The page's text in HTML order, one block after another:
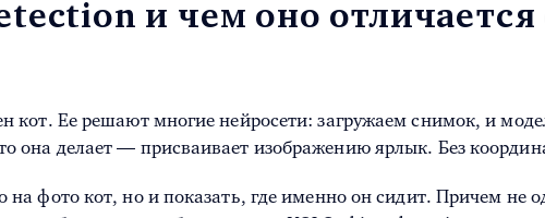
и чем оно отличается
кот. Ее решают многие нейросети: загружаем снимок, и
она делает — присваивает изображению ярлык. Без
фото кот, но и показать, где именно он сидит. Причем не